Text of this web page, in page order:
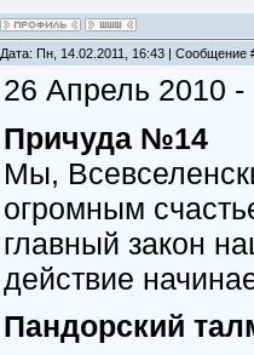
Дата: Пн, 14.02.2011, 16:43 | Сообщение
26 Апрель 2010 -
Причуда №14
Мы,
огромным
главный закон
действие
Пандорский